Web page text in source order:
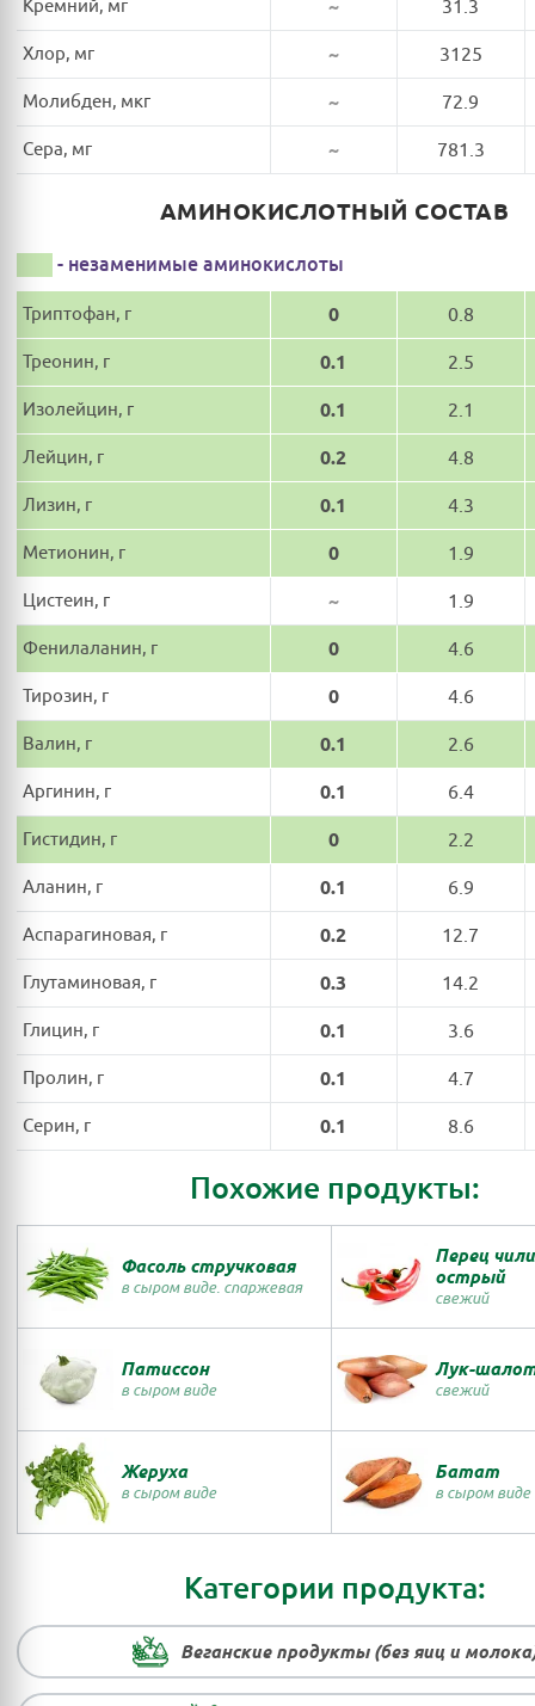
Кремний, мг ~ 31.3
Хлор, мг ~ 3125
Молибден, мкг ~ 72.9
Сера, мг ~ 781.3
АМИНОКИСЛОТНЫЙ СОСТАВ
- незаменимые аминокислоты
Триптофан, г 0 0.8
Треонин, г 0.1 2.5
Изолейцин, г 0.1 2.1
Лейцин, г 0.2 4.8
Лизин, г 0.1 4.3
Метионин, г 0 1.9
Цистеин, г ~ 1.9
Фенилаланин, г 0 4.6
Тирозин, г 0 4.6
Валин, г 0.1 2.6
Аргинин, г 0.1 6.4
Гистидин, г 0 2.2
Аланин, г 0.1 6.9
Аспарагиновая, г 0.2 12.7
Глутаминовая, г 0.3 14.2
Глицин, г 0.1 3.6
Пролин, г 0.1 4.7
Серин, г 0.1 8.6
Похожие продукты:
Фасоль стручковая
в сыром виде. спаржевая
Перец
острый
свежий
Патиссон
в сыром виде
Лук-
свежий
Жеруха
в сыром виде
Батат
в сыром виде
Категории продукта:
Веганские продукты (без яиц и